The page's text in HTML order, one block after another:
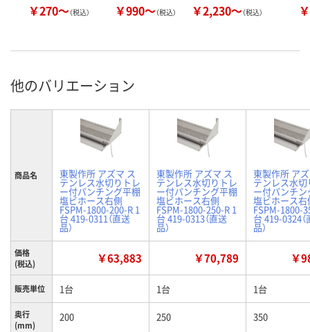
￥270～（税込） ￥990～（税込） ￥2,230～（税込）
他のバリエーション
商品名 東製作所 アズマ ス
テンレス水切りトレ
ー付パンチング平棚
塩ビホース右側
FSPM-1800-200-R 1
台 419-0311（直送
品）
東製作所 アズマ ス
テンレス水切りトレ
ー付パンチング平棚
塩ビホース右側
FSPM-1800-250-R 1
台 419-0313（直送
品）
東製作所 ア
テンレス水
ー付パンチ
塩ビホース右
FSPM-1800-
台 419-0324（
品）
価格
(税込)
￥63,883 ￥70,789 ￥
販売単位 1台 1台 1台
奥行
(mm)
200 250 350